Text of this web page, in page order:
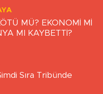
MÜ? EKONOMİ Mİ
MI KAYBETTİ?
Sıra Tribünde